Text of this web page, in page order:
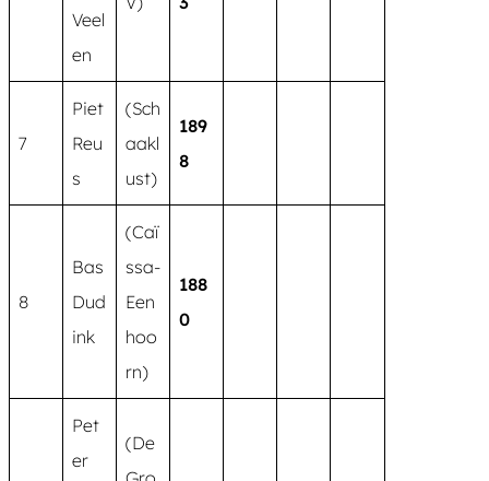
Veel
en
7
Piet
Reu
s
(Sch
aakl
ust)
189
8
8
Bas
Dud
ink
(Caï
ssa-
Een
hoo
rn)
188
0
Pet
er
(De